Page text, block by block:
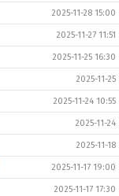
2025-11-28 15:00
2025-11-27 11:51
2025-11-25 16:30
2025-11-25
2025-11-24 10:55
2025-11-24
2025-11-18
2025-11-17 19:00
2025-11-17 17:30